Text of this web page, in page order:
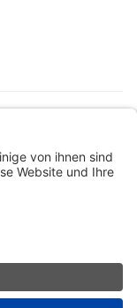
sowie bei Neukunden die
mit Ihnen in Verbindung,
und ggf.